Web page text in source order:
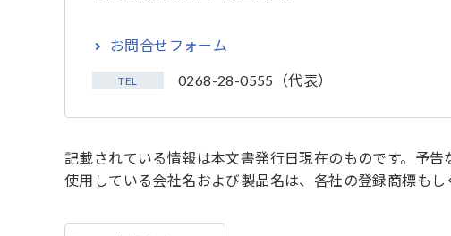
お問合せフォーム
TEL 0268-28-0555（代表）
記載されている情報は本文書発行日現在のものです。予
使用している会社名および製品名は、各社の登録商標もし